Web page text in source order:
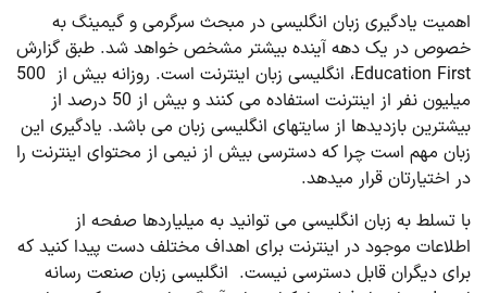
اهمیت یادگیری زبان انگلیسی در مبحث سرگرمی و گیمینگ به
خصوص در یک دهه آینده بیشتر مشخص خواهد شد. طبق گزارش
Education First، انگلیسی زبان اینترنت است. روزانه بیش از 500
میلیون نفر از اینترنت استفاده می­ کنند و بیش از 50 درصد از
بیشترین بازدید­ها از سایت­های انگلیسی زبان می ­باشد. یادگیری این
زبان مهم است چرا که دسترسی بیش از نیمی از محتوای اینترنت را
در اختیارتان قرار می­دهد.
با تسلط به زبان انگلیسی می ­توانید به میلیاردها صفحه از
اطلاعات موجود در اینترنت برای اهداف مختلف دست پیدا کنید که
برای دیگران قابل دسترسی نیست. انگلیسی زبان صنعت رسانه